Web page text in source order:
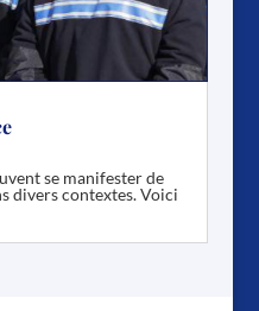
se manifester de
divers contextes. Voici